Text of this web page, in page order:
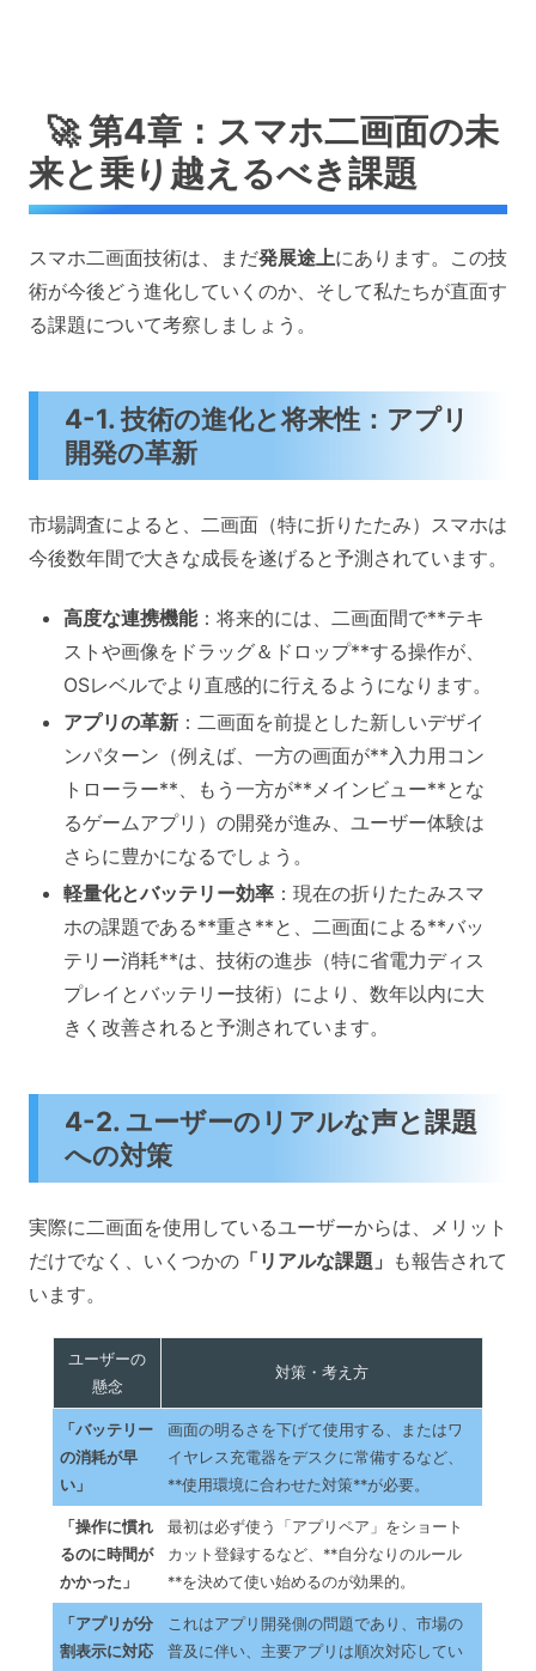
🚀 第4章：スマホ二画面の未
来と乗り越えるべき課題
スマホ二画面技術は、まだ発展途上にあります。この技
術が今後どう進化していくのか、そして私たちが直面す
る課題について考察しましょう。
4-1. 技術の進化と将来性：アプリ
開発の革新
市場調査によると、二画面（特に折りたたみ）スマホは
今後数年間で大きな成長を遂げると予測されています。
高度な連携機能：将来的には、二画面間で**テキ
ストや画像をドラッグ＆ドロップ**する操作が、
OSレベルでより直感的に行えるようになります。
アプリの革新 ：二画面を前提とした新しいデザイ
ンパターン（例えば、一方の画面が**入力用コン
トローラー**、もう一方が**メインビュー**とな
るゲームアプリ）の開発が進み、ユーザー体験は
さらに豊かになるでしょう。
軽量化とバッテリー効率 ：現在の折りたたみスマ
ホの課題である**重さ**と、二画面による**バッ
テリー消耗**は、技術の進歩（特に省電力ディス
プレイとバッテリー技術）により、数年以内に大
きく改善されると予測されています。
4-2. ユーザーのリアルな声と課題
への対策
実際に二画面を使用しているユーザーからは、メリット
だけでなく、いくつかの 「リアルな課題」 も報告されて
います。
ユーザーの
懸念
対策・考え方
「バッテリー
の消耗が早
い」
画面の明るさを下げて使用する、またはワ
イヤレス充電器をデスクに常備するなど、
**使用環境に合わせた対策**が必要。
「操作に慣れ
るのに時間が
かかった」
最初は必ず使う「アプリペア」をショート
カット登録するなど、**自分なりのルール
**を決めて使い始めるのが効果的。
「アプリが分
割表示に対応
これはアプリ開発側の問題であり、市場の
普及に伴い、主要アプリは順次対応してい